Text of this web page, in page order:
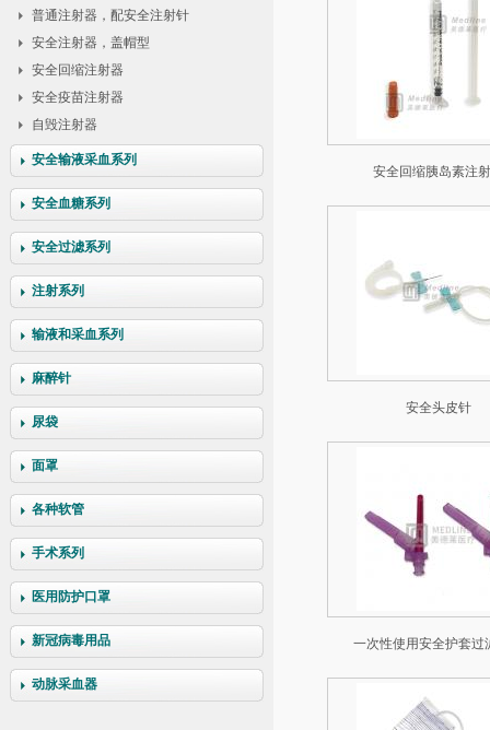
普通注射器，配安全注射针
安全注射器，盖帽型
安全回缩注射器
安全疫苗注射器
自毁注射器
安全输液采血系列
安全血糖系列
安全过滤系列
注射系列
输液和采血系列
麻醉针
尿袋
面罩
各种软管
手术系列
医用防护口罩
新冠病毒用品
动脉采血器
安全回缩胰岛素注
安全头皮针
一次性使用安全护套过